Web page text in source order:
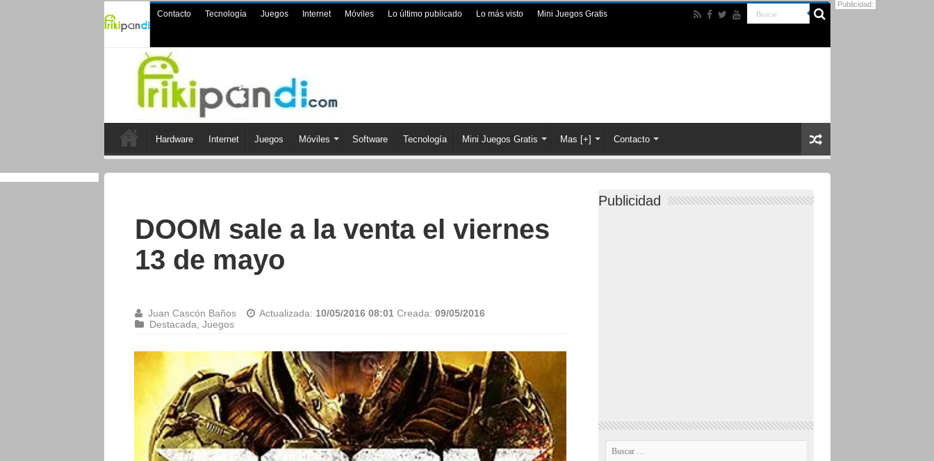
Contacto Tecnología Juegos Internet Móviles Lo último publicado Lo más visto Mini Juegos Gratis
Hardware Internet Juegos Móviles Software Tecnología Mini Juegos Gratis Mas [+] Contacto
DOOM sale a la venta el viernes
13 de mayo
Juan Cascón Baños Actualizada: 10/05/2016 08:01 Creada: 09/05/2016
Destacada Juegos
Publicidad
Publicidad: